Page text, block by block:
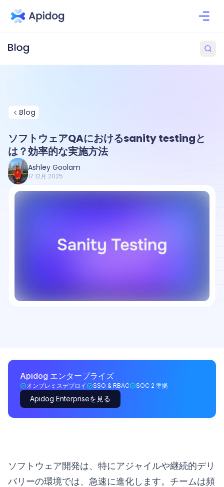
Blog
ソフトウェアQAにおけるsanity testingと
は？効率的な実施方法
Ashley Goolam
17 12月 2025
Apidog エンタープライズ
オンプレミスデプロイ SSO & RBAC SOC 2 準拠
Apidog Enterpriseを見る
ソフトウェア開発は、特にアジャイルや継続的デリ
バリーの環境では、急速に進化します。チームは頻